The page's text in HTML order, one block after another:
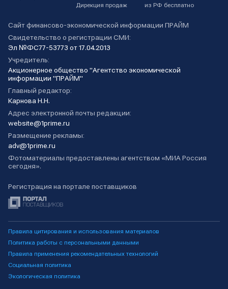
Дирекция продаж из РФ бесплатно
Сайт финансово-экономической информации ПРАЙМ
Свидетельство о регистрации СМИ:
Эл №ФС77-53773 от 17.04.2013
Учредитель:
Акционерное общество "Агентство экономической
информации "ПРАЙМ"
Главный редактор:
Карнова Н.Н.
Адрес электронной почты редакции:
website@1prime.ru
Размещение рекламы:
adv@1prime.ru
Фотоматериалы предоставлены агентством «МИА Россия
сегодня».
Регистрация на портале поставщиков
Правила цитирования и использования материалов
Политика работы с персональными данными
Правила применения рекомендательных технологий
Социальная политика
Экологическая политика